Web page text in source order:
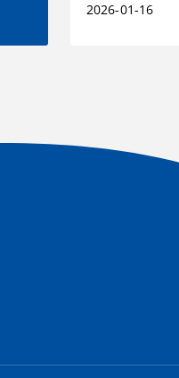
2026-01-16